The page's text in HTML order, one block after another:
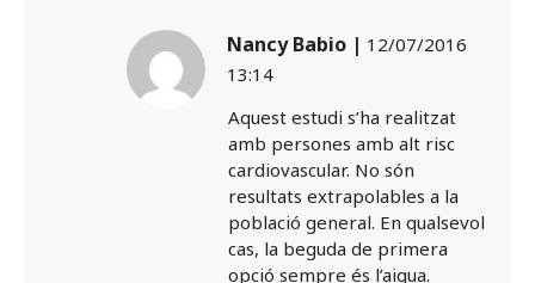
Nancy Babio | 12/07/2016
13:14
Aquest estudi s’ha realitzat
amb persones amb alt risc
cardiovascular. No són
resultats extrapolables a la
població general. En qualsevol
cas, la beguda de primera
opció sempre és l’aigua.